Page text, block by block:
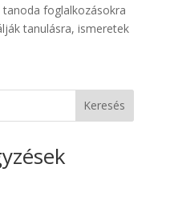
foglalkozásokra
tanulásra, ismeretek
Keresés